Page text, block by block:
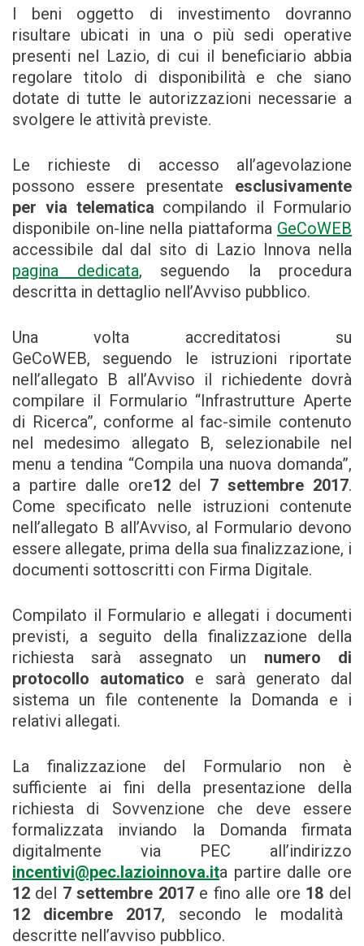
I beni oggetto di investimento dovranno
risultare ubicati in una o più sedi operative
presenti nel Lazio, di cui il beneficiario abbia
regolare titolo di disponibilità e che siano
dotate di tutte le autorizzazioni necessarie a
svolgere le attività previste.
Le richieste di accesso all’agevolazione
possono essere presentate esclusivamente
per via telematica compilando il Formulario
disponibile on-line nella piattaforma GeCoWEB
accessibile dal dal sito di Lazio Innova nella
pagina dedicata, seguendo la procedura
descritta in dettaglio nell’Avviso pubblico.
Una volta accreditatosi su
GeCoWEB, seguendo le istruzioni riportate
nell’allegato B all’Avviso il richiedente dovrà
compilare il Formulario “Infrastrutture Aperte
di Ricerca”, conforme al fac-simile contenuto
nel medesimo allegato B, selezionabile nel
menu a tendina “Compila una nuova domanda”,
a partire dalle ore12del 7 settembre 2017.
Come specificato nelle istruzioni contenute
nell’allegato B all’Avviso, al Formulario devono
essere allegate, prima della sua finalizzazione, i
documenti sottoscritti con Firma Digitale.
Compilato il Formulario e allegati i documenti
previsti, a seguito della finalizzazione della
richiesta sarà assegnato un numero di
protocollo automatico e sarà generato dal
sistema un file contenente la Domanda e i
relativi allegati.
La finalizzazione del Formulario non è
sufficiente ai fini della presentazione della
richiesta di Sovvenzione che deve essere
formalizzata inviando la Domanda firmata
digitalmente via PEC all’indirizzo
incentivi@pec.lazioinnova.ita partire dalle ore
12 del 7 settembre 2017e fino alle ore 18 del
12 dicembre 2017, secondo le modalità
descritte nell’avviso pubblico.